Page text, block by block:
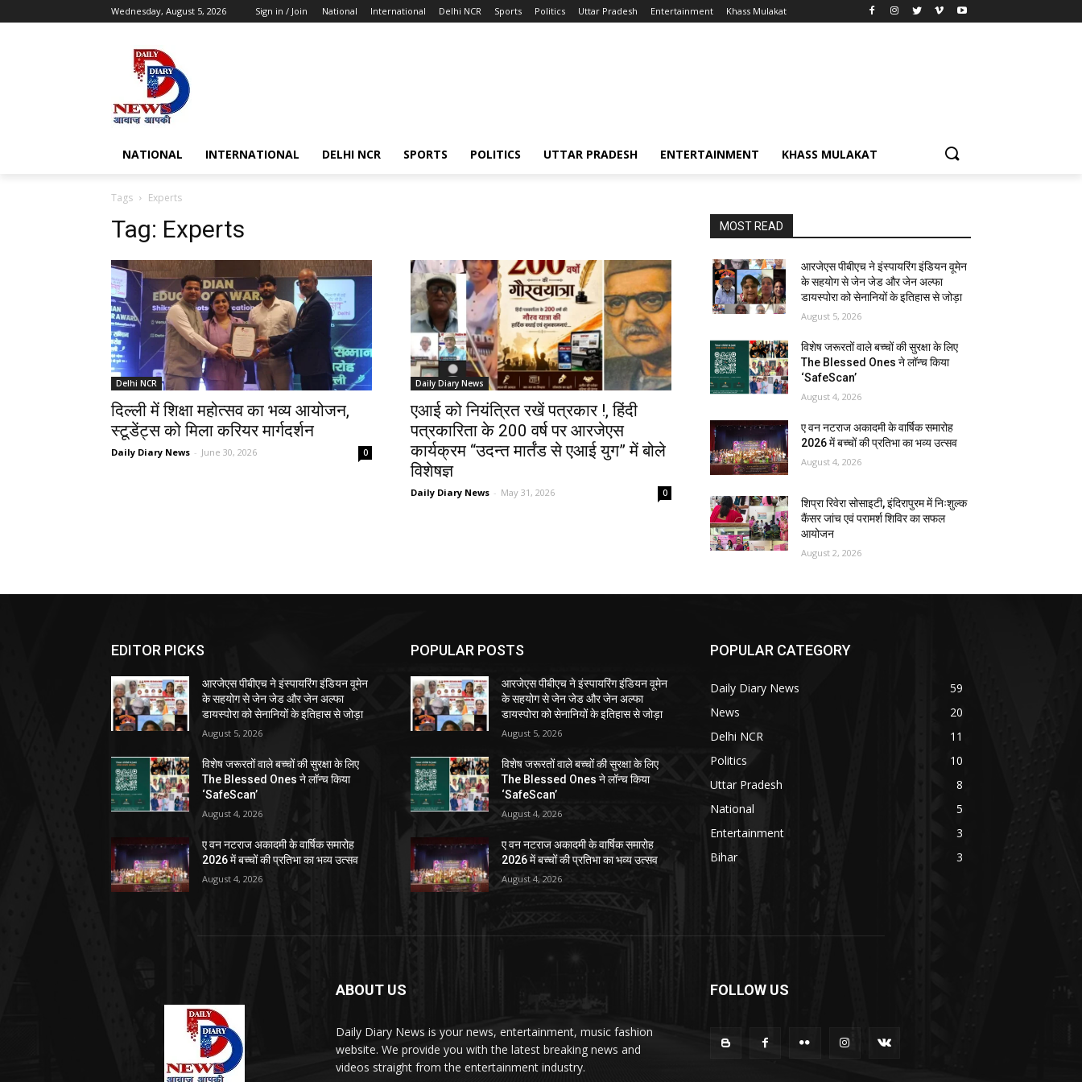
Wednesday, August 5, 2026 Sign in / Join National International Delhi NCR Sports Politics Uttar Pradesh Entertainment Khass Mulakat
NATIONAL INTERNATIONAL DELHI NCR SPORTS POLITICS UTTAR PRADESH ENTERTAINMENT KHASS MULAKAT
Tags Experts
Tag: Experts
Delhi NCR
दिल्ली में शिक्षा महोत्सव का भव्य आयोजन,
स्टूडेंट्स को मिला करियर मार्गदर्शन
Daily Diary News - June 30, 2026 0
Daily Diary News
एआई को नियंत्रित रखें पत्रकार !, हिंदी
पत्रकारिता के 200 वर्ष पर आरजेएस
कार्यक्रम “उदन्त मार्तंड से एआई युग” में बोले
विशेषज्ञ
Daily Diary News - May 31, 2026 0
MOST READ
आरजेएस पीबीएच ने इंस्पायरिंग इंडियन वूमेन
के सहयोग से जेन जेड और जेन अल्फा
डायस्पोरा को सेनानियों के इतिहास से जोड़ा
August 5, 2026
विशेष जरूरतों वाले बच्चों की सुरक्षा के लिए
The Blessed Ones ने लॉन्च किया
‘SafeScan’
August 4, 2026
ए वन नटराज अकादमी के वार्षिक समारोह
2026 में बच्चों की प्रतिभा का भव्य उत्सव
August 4, 2026
शिप्रा रिवेरा सोसाइटी, इंदिरापुरम में निःशुल्क
कैंसर जांच एवं परामर्श शिविर का सफल
आयोजन
August 2, 2026
EDITOR PICKS
आरजेएस पीबीएच ने इंस्पायरिंग इंडियन वूमेन
के सहयोग से जेन जेड और जेन अल्फा
डायस्पोरा को सेनानियों के इतिहास से जोड़ा
August 5, 2026
विशेष जरूरतों वाले बच्चों की सुरक्षा के लिए
The Blessed Ones ने लॉन्च किया
‘SafeScan’
August 4, 2026
ए वन नटराज अकादमी के वार्षिक समारोह
2026 में बच्चों की प्रतिभा का भव्य उत्सव
August 4, 2026
POPULAR POSTS
आरजेएस पीबीएच ने इंस्पायरिंग इंडियन वूमेन
के सहयोग से जेन जेड और जेन अल्फा
डायस्पोरा को सेनानियों के इतिहास से जोड़ा
August 5, 2026
विशेष जरूरतों वाले बच्चों की सुरक्षा के लिए
The Blessed Ones ने लॉन्च किया
‘SafeScan’
August 4, 2026
ए वन नटराज अकादमी के वार्षिक समारोह
2026 में बच्चों की प्रतिभा का भव्य उत्सव
August 4, 2026
POPULAR CATEGORY
Daily Diary News
59
News
20
Delhi NCR
11
Politics
10
Uttar Pradesh
8
National
5
Entertainment
3
Bihar
3
ABOUT US
Daily Diary News is your news, entertainment, music fashion
website. We provide you with the latest breaking news and
videos straight from the entertainment industry.
FOLLOW US